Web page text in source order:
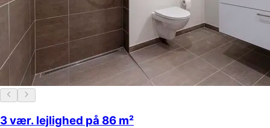
3 vær. lejlighed på 86 m²